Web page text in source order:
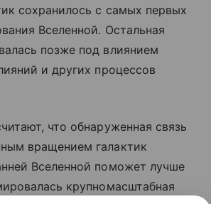
сохранилось с самых первых
Вселенной. Остальная
позже под влиянием
и других процессов
что обнаруженная связь
вращением галактик
Вселенной поможет лучше
крупномасштабная